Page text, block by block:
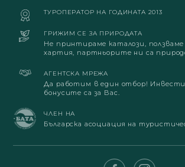
ТУРОПЕРАТОР НА ГОДИНАТА 2013
ГРИЖИМ СЕ ЗА ПРИРОДАТА
Не принтираме каталози, ползваме
хартия, партньорите ни са
АГЕНТСКА МРЕЖА
Да работим в един отбор!
бонусите са за Вас.
ЧЛЕН НА
Българска асоциация на